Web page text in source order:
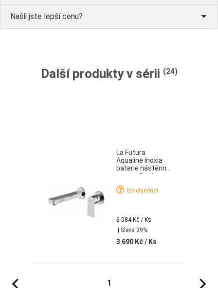
Našli jste lepší cenu?
Další produkty v sérii (24)
La Futura
Aqualine Inoxia
baterie nástěnná
umyvadlová
podomítkového
6 084 Kč/ Ks
| Sleva 39%
3 690 Kč/ Ks
lze objednat
Předchozí 1